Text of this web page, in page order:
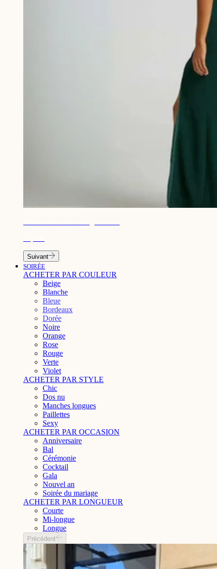
Suivant
SOIRÉE
ACHETER PAR COULEUR
Beige
Blanche
Bleue
Bordeaux
Dorée
Noire
Orange
Rose
Rouge
Verte
Violet
ACHETER PAR STYLE
Chic
Dos nu
Manches longues
Paillettes
Sexy
ACHETER PAR OCCASION
Anniversaire
Bal
Cérémonie
Cocktail
Gala
Nouvel an
Soirée du mariage
ACHETER PAR LONGUEUR
Courte
Mi-longue
Longue
Précédent